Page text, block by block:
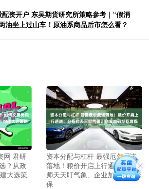
资开户 东吴期货研究所策略参考｜“假消
油坐上过山车！原油系商品后市怎么看？
网 君研
？从政
大选策
资本分配与杠杆 最强厄尔尼诺
落地！粮价开启上行通道，分析
师天天盯气象、企业加码期权套
保